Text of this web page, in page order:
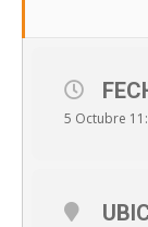
5 Octubre